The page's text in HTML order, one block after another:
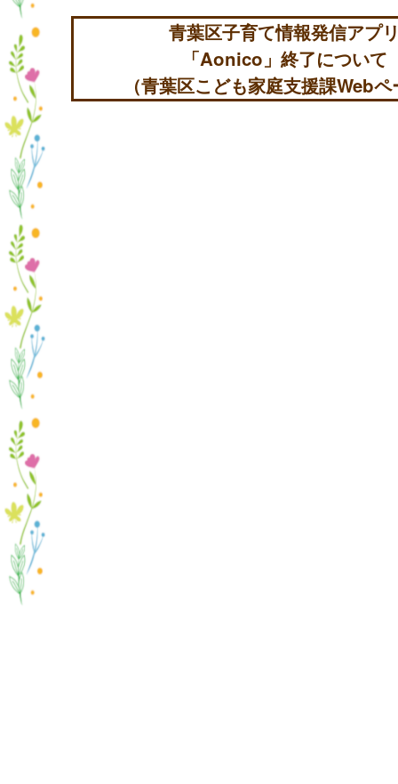
青葉区子育て情報発信アプ
「Aonico」終了について
（青葉区こども家庭支援課Web